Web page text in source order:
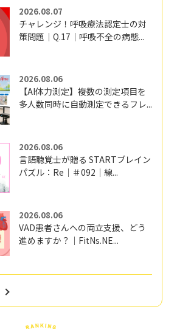
2026.08.07
チャレンジ！呼吸療法認定士の対
策問題｜Q.17｜呼吸不全の病態...
2026.08.06
【AI体力測定】複数の測定項目を
多人数同時に自動測定できるフレ...
2026.08.06
言語聴覚士が贈る STARTブレイン
パズル：Re｜＃092｜線...
2026.08.06
VAD患者さんへの両立支援、どう
進めますか？｜FitNs.NE...